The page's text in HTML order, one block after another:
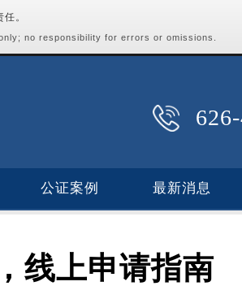
。
no responsibility for errors or omissions.
公证案例 最新消息
线上申请指南